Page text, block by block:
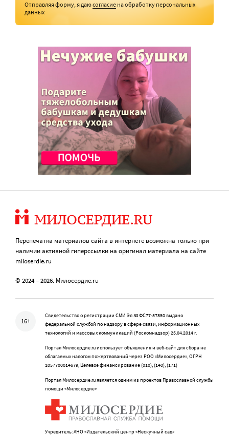
Отправляя форму, я даюсогласие на обработку персональных
данных
Перепечатка материалов сайта в интернете возможна только при
наличии активной гиперссылки на оригинал материала на сайте
miloserdie.ru
© 2024 – 2026. Милосердие.ru
16+
Свидетельство о регистрации СМИ Эл № ФС77-57850 выдано
федеральной службой по надзору в сфере связи, информационных
технологий и массовых коммуникаций (Роскомнадзор) 25.04.2014 г.
Портал Милосердие.ru использует объявления и веб-сайт для сбора не
облагаемых налогом пожертвований через РОО «Милосердие», ОГРН
1057700014679, Целевое финансирование (010), (140), (171)
Портал Милосердие.ru является одним из проектов Православной службы
помощи «Милосердие»
Учредитель: АНО «Издательский центр «Нескучный сад»